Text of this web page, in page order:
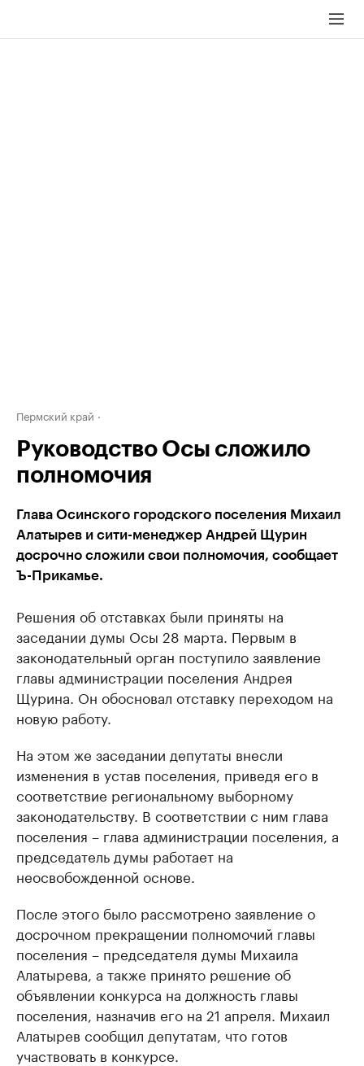
Пермский край
Руководство Осы сложило
полномочия
Глава Осинского городского поселения Михаил
Алатырев и сити-менеджер Андрей Щурин
досрочно сложили свои полномочия, сообщает
Ъ-Прикамье.
Решения об отставках были приняты на
заседании думы Осы 28 марта. Первым в
законодательный орган поступило заявление
главы администрации поселения Андрея
Щурина. Он обосновал отставку переходом на
новую работу.
На этом же заседании депутаты внесли
изменения в устав поселения, приведя его в
соответствие региональному выборному
законодательству. В соответствии с ним глава
поселения – глава администрации поселения, а
председатель думы работает на
неосвобожденной основе.
После этого было рассмотрено заявление о
досрочном прекращении полномочий главы
поселения – председателя думы Михаила
Алатырева, а также принято решение об
объявлении конкурса на должность главы
поселения, назначив его на 21 апреля. Михаил
Алатырев сообщил депутатам, что готов
участвовать в конкурсе.